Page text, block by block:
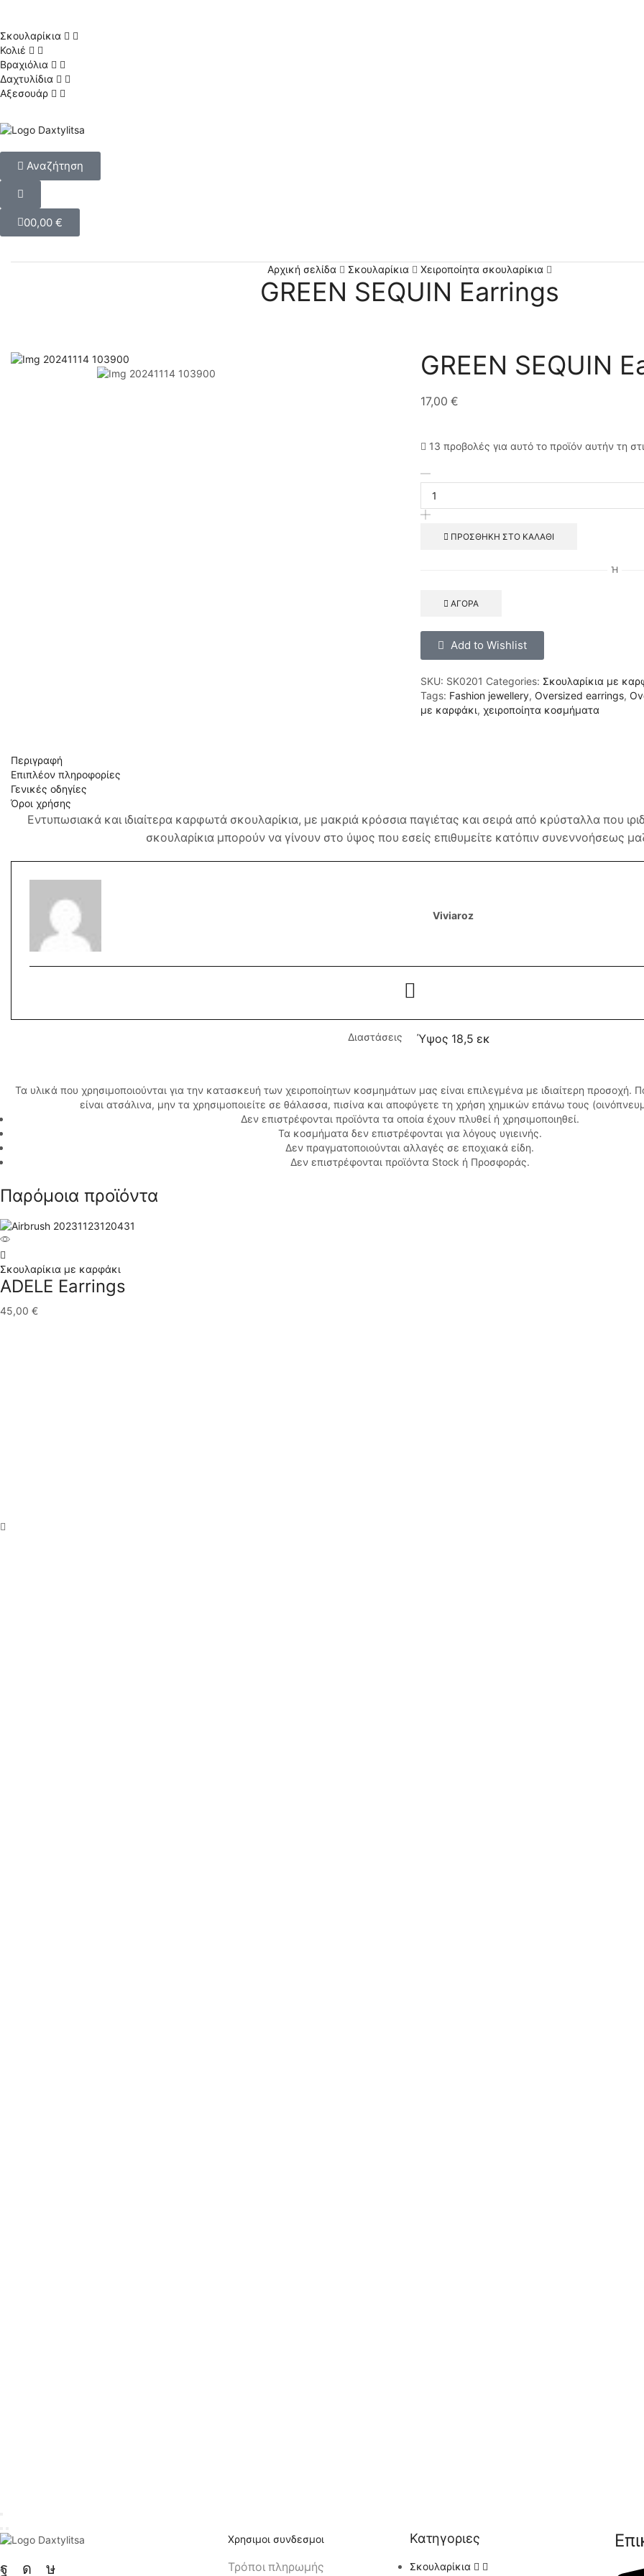
Σκουλαρίκια
Κολιέ
Βραχιόλια
Δαχτυλίδια
Αξεσουάρ
Αναζήτηση
00,00 €
Αρχική σελίδα Σκουλαρίκια Χειροποίητα σκουλαρίκια
GREEN SEQUIN Earrings
GREEN SEQUIN
17,00 €
13 προβολές για αυτό το προϊόν αυτήν τη
ΠΡΟΣΘΉΚΗ ΣΤΟ ΚΑΛΆΘΙ
Ή
ΑΓΟΡΆ
Add to Wishlist
SKU: SK0201 Categories: Σκουλαρίκια με
Tags: Fashion jewellery, Oversized earrings,
με καρφάκι, χειροποίητα κοσμήματα
Περιγραφή
Επιπλέον πληροφορίες
Γενικές οδηγίες
Όροι χρήσης
Εντυπωσιακά και ιδιαίτερα καρφωτά σκουλαρίκια, με μακριά κρόσσια παγιέτας και σειρά από κρύσταλλα που
σκουλαρίκια μπορούν να γίνουν στο ύψος που εσείς επιθυμείτε κατόπιν συνεννοήσεως
Viviaroz
Διαστάσεις Ύψος 18,5 εκ
Τα υλικά που χρησιμοποιούνται για την κατασκευή των χειροποίητων κοσμημάτων μας είναι επιλεγμένα με ιδιαίτερη προσοχή.
είναι ατσάλινα, μην τα χρησιμοποιείτε σε θάλασσα, πισίνα και αποφύγετε τη χρήση χημικών επάνω τους
Δεν επιστρέφονται προϊόντα τα οποία έχουν πλυθεί ή χρησιμοποιηθεί.
Τα κοσμήματα δεν επιστρέφονται για λόγους υγιεινής.
Δεν πραγματοποιούνται αλλαγές σε εποχιακά είδη.
Δεν επιστρέφονται προϊόντα Stock ή Προσφοράς.
Παρόμοια προϊόντα
Σκουλαρίκια με καρφάκι
ADELE Earrings
45,00 €
Χρησιμοι συνδεσμοι
Τρόποι πληρωμής
Κατηγοριες
Σκουλαρίκια